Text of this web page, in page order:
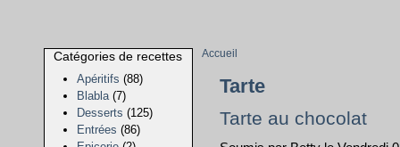
Catégories de recettes
Apéritifs (88)
Blabla (7)
Desserts (125)
Entrées (86)
Accueil
Tarte
Tarte au chocolat